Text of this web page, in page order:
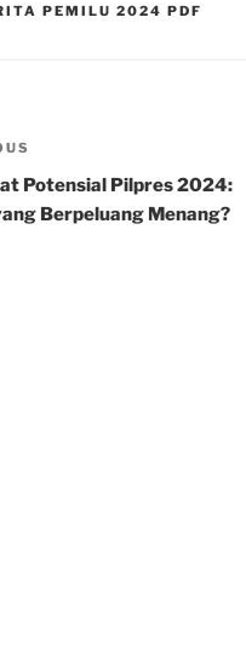
PEMILU 2024 PDF
Potensial Pilpres 2024:
Berpeluang Menang?